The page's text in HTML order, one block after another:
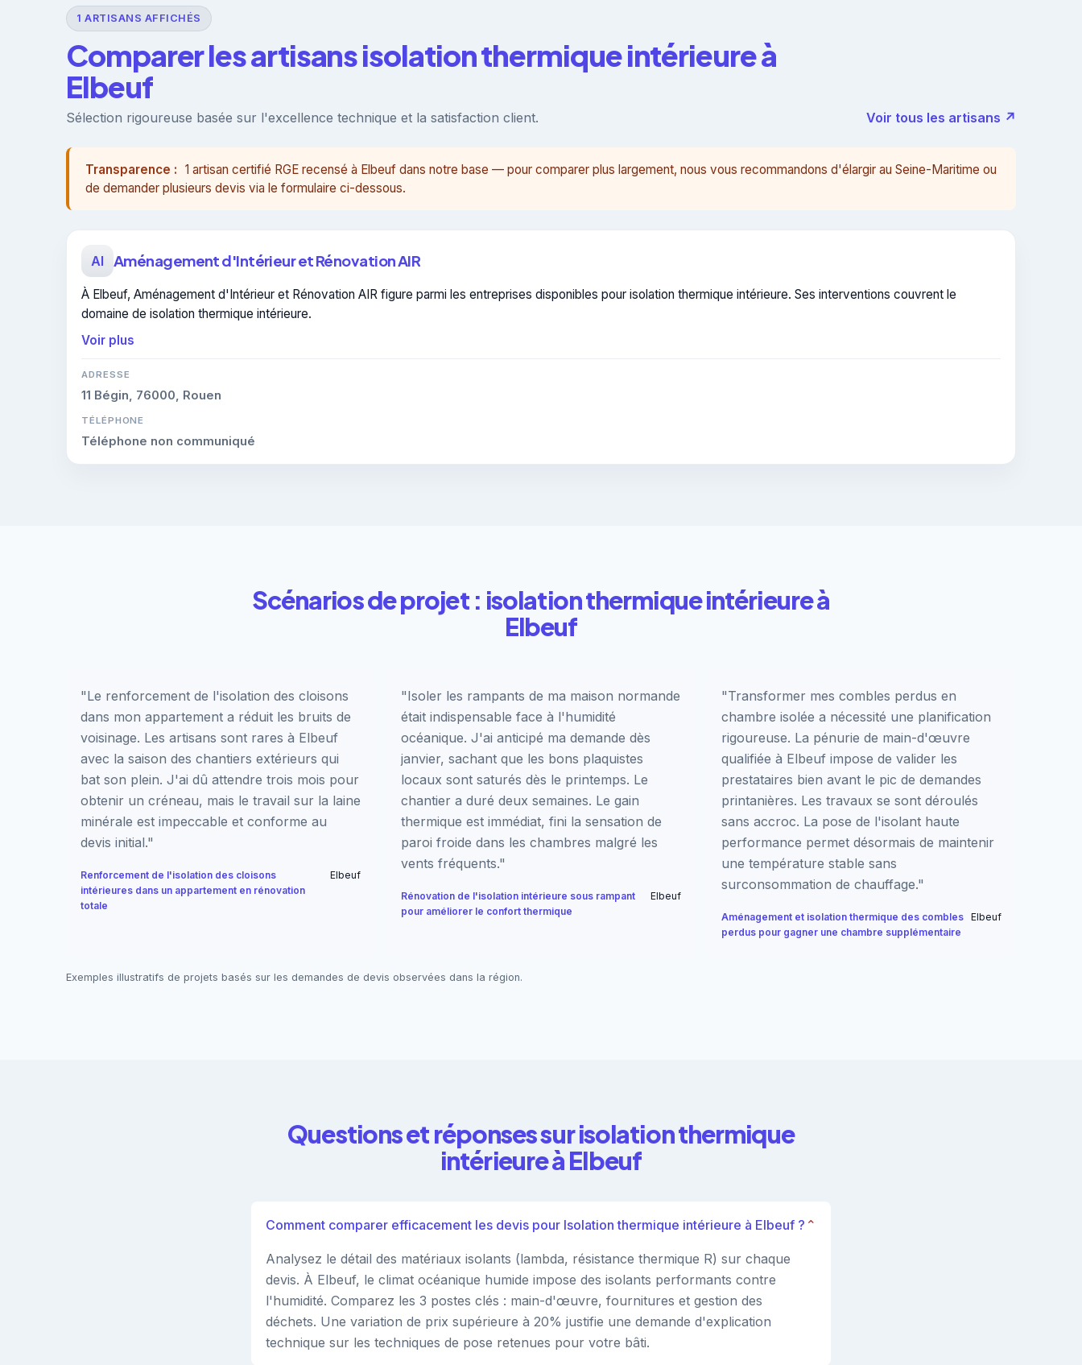
1 ARTISANS AFFICHÉS
Comparer les artisans isolation thermique intérieure à
Elbeuf
Sélection rigoureuse basée sur l'excellence technique et la satisfaction client. Voir tous les artisans ↗
Transparence : 1 artisan certifié RGE recensé à Elbeuf dans notre base — pour comparer plus largement, nous vous recommandons d'élargir au Seine-Maritime ou
de demander plusieurs devis via le formulaire ci-dessous.
AI Aménagement d'Intérieur et Rénovation AIR
À Elbeuf, Aménagement d'Intérieur et Rénovation AIR figure parmi les entreprises disponibles pour isolation thermique intérieure. Ses interventions couvrent le
domaine de isolation thermique intérieure.
Voir plus
ADRESSE
11 Bégin, 76000, Rouen
TÉLÉPHONE
Téléphone non communiqué
Scénarios de projet : isolation thermique intérieure à
Elbeuf
"Le renforcement de l'isolation des cloisons
dans mon appartement a réduit les bruits de
voisinage. Les artisans sont rares à Elbeuf
avec la saison des chantiers extérieurs qui
bat son plein. J'ai dû attendre trois mois pour
obtenir un créneau, mais le travail sur la laine
minérale est impeccable et conforme au
devis initial."
Renforcement de l'isolation des cloisons
intérieures dans un appartement en rénovation
totale
Elbeuf
"Isoler les rampants de ma maison normande
était indispensable face à l'humidité
océanique. J'ai anticipé ma demande dès
janvier, sachant que les bons plaquistes
locaux sont saturés dès le printemps. Le
chantier a duré deux semaines. Le gain
thermique est immédiat, fini la sensation de
paroi froide dans les chambres malgré les
vents fréquents."
Rénovation de l'isolation intérieure sous rampant
pour améliorer le confort thermique
Elbeuf
"Transformer mes combles perdus en
chambre isolée a nécessité une planification
rigoureuse. La pénurie de main-d'œuvre
qualifiée à Elbeuf impose de valider les
prestataires bien avant le pic de demandes
printanières. Les travaux se sont déroulés
sans accroc. La pose de l'isolant haute
performance permet désormais de maintenir
une température stable sans
surconsommation de chauffage."
Aménagement et isolation thermique des combles
perdus pour gagner une chambre supplémentaire
Elbeuf
Exemples illustratifs de projets basés sur les demandes de devis observées dans la région.
Questions et réponses sur isolation thermique
intérieure à Elbeuf
Comment comparer efficacement les devis pour Isolation thermique intérieure à Elbeuf ? ⌄
Analysez le détail des matériaux isolants (lambda, résistance thermique R) sur chaque
devis. À Elbeuf, le climat océanique humide impose des isolants performants contre
l'humidité. Comparez les 3 postes clés : main-d'œuvre, fournitures et gestion des
déchets. Une variation de prix supérieure à 20% justifie une demande d'explication
technique sur les techniques de pose retenues pour votre bâti.